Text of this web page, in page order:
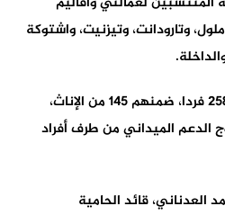
وتارودانت، وتيزنيت، واشتوكة
ويصل عدد المدعوين إلى 2585 فردا، ضمنهم 145 من الإناث،
الدعم الميداني من طرف أفراد
العدناني، قائد الحامية